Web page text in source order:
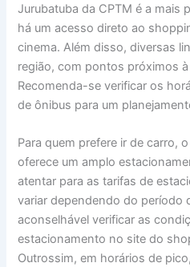
Jurubatuba da CPTM é a mais
há um acesso direto ao
cinema. Além disso, diversas
região, com pontos próximos
Recomenda-se verificar os
de ônibus para um
Para quem prefere ir de carro,
oferece um amplo
atentar para as tarifas de
variar dependendo do período
aconselhável verificar as
estacionamento no site do
Outrossim, em horários de